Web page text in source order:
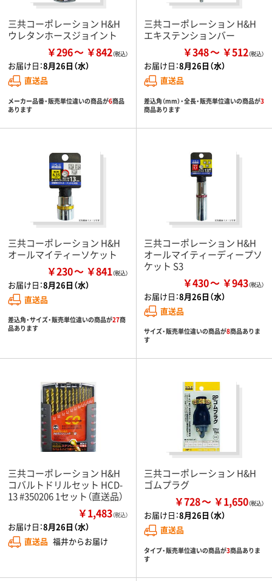
三共コーポレーション H&H
ウレタンホースジョイント
￥296 ￥842
お届け日：8月26日（水）
直送品
メーカー品番・販売単位違いの商品が6商品
あります
三共コーポレーション H&H
エキステンションバー
￥348 ￥512
お届け日：8月26日（水）
直送品
差込角（mm）・全長・販売単位違いの商品が3
商品あります
三共コーポレーション H&H
オールマイティーソケット
￥230 ￥841
お届け日：8月26日（水）
直送品
差込角・サイズ・販売単位違いの商品が27商
品あります
三共コーポレーション H&H
オールマイティーディープソ
ケット S3
￥430 ￥943
お届け日：8月26日（水）
直送品
サイズ・販売単位違いの商品が8商品ありま
す
三共コーポレーション H&H
コバルトドリルセット HCD-
13 #350206 1セット（直送品）
￥1,483（税込）
お届け日：8月26日（水）
直送品 福井からお届け
三共コーポレーション H&H
ゴムプラグ
￥728 ￥1,650
お届け日：8月26日（水）
直送品
タイプ・販売単位違いの商品が3商品ありま
す